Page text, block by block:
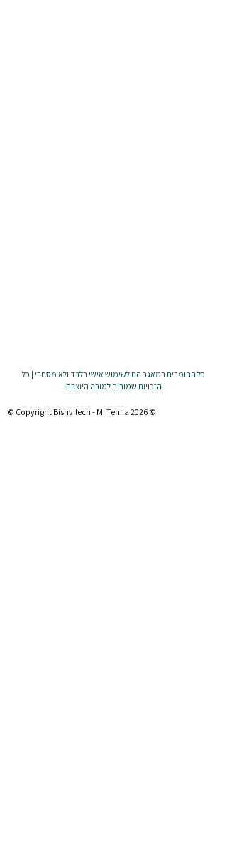
כל החומרים במאגר הם לשימוש אישי בלבד ולא מסחרי | כל
הזכויות שמורות למורה היוצרת
© Copyright Bishvilech - M. Tehila 2026 ©